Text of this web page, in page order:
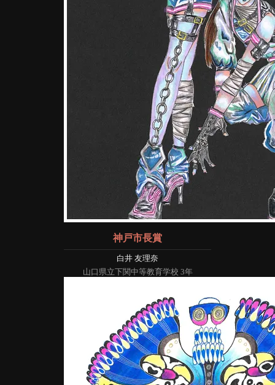
神戸市長賞
白井 友理奈
山口県立下関中等教育学校 3年